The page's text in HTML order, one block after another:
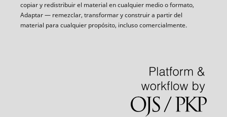
copiar y redistribuir el material en cualquier medio o formato,
Adaptar — remezclar, transformar y construir a partir del
material para cualquier propósito, incluso comercialmente.